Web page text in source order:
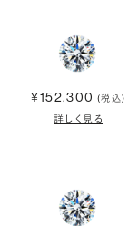
¥152,300 (税込)
詳しく見る